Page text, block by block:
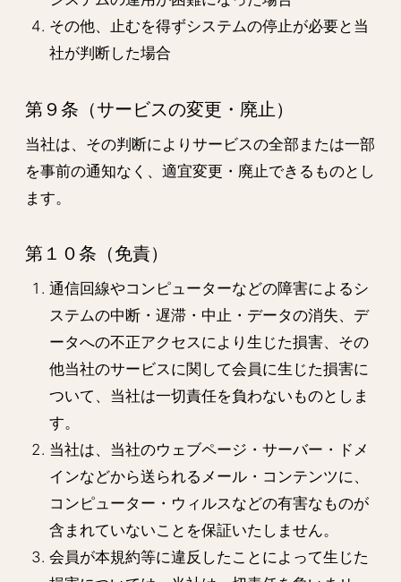
その他、止むを得ずシステムの停止が必要と当
社が判断した場合
第９条（サービスの変更・廃止）
当社は、その判断によりサービスの全部または一部
を事前の通知なく、適宜変更・廃止できるものとし
ます。
第１０条（免責）
通信回線やコンピューターなどの障害によるシ
ステムの中断・遅滞・中止・データの消失、デ
ータへの不正アクセスにより生じた損害、その
他当社のサービスに関して会員に生じた損害に
ついて、当社は一切責任を負わないものとしま
す。
当社は、当社のウェブページ・サーバー・ドメ
インなどから送られるメール・コンテンツに、
コンピューター・ウィルスなどの有害なものが
含まれていないことを保証いたしません。
会員が本規約等に違反したことによって生じた